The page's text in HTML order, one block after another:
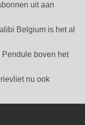
uit aan
Belgium is het al
boven het
nu ook